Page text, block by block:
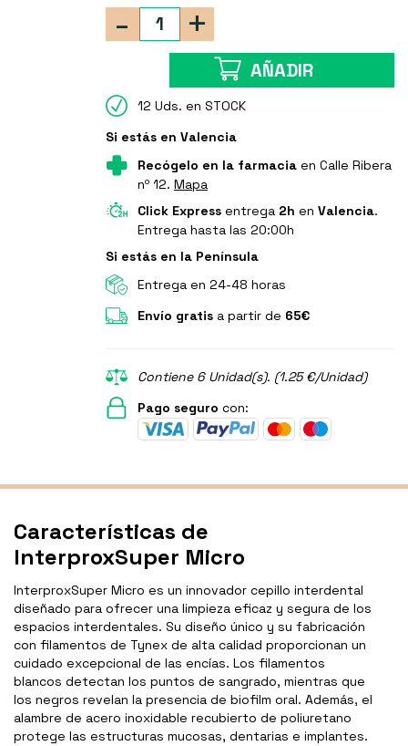
+
-
AÑADIR
12 Uds. en STOCK
Si estás en Valencia
Recógelo en la farmaciaen Calle Ribera
nº 12. Mapa
Click Expressentrega 2h en Valencia.
Entrega hasta las 20:00h
Si estás en la Península
Entrega en 24-48 horas
Envío gratisa partir de 65€
Contiene 6 Unidad(s). (1.25 €/Unidad)
Pago seguro con:
Características de
InterproxSuper Micro
InterproxSuper Micro es un innovador cepillo interdental
diseñado para ofrecer una limpieza eficaz y segura de los
espacios interdentales. Su diseño único y su fabricación
con filamentos de Tynex de alta calidad proporcionan un
cuidado excepcional de las encías. Los filamentos
blancos detectan los puntos de sangrado, mientras que
los negros revelan la presencia de biofilm oral. Además, el
alambre de acero inoxidable recubierto de poliuretano
protege las estructuras mucosas, dentarias e implantes.